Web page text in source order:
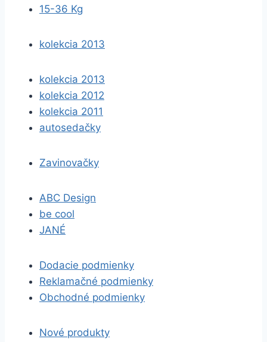
15-36 Kg
kolekcia 2013
kolekcia 2013
kolekcia 2012
kolekcia 2011
autosedačky
Zavinovačky
ABC Design
be cool
JANÉ
Dodacie podmienky
Reklamačné podmienky
Obchodné podmienky
Nové produkty